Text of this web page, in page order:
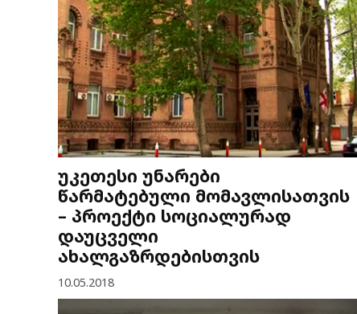
უკეთესი უნარები
წარმატებული მომავლისათვის
– პროექტი სოციალურად
დაუცველი
ახალგაზრდებისთვის
10.05.2018